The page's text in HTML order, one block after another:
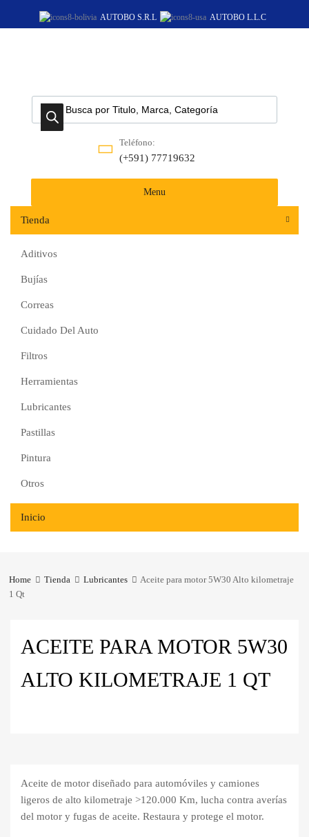
AUTOBO S.R.L AUTOBO L.L.C
Teléfono:
(+591) 77719632‬
Menu
Tienda
Aditivos
Bujías
Correas
Cuidado Del Auto
Filtros
Herramientas
Lubricantes
Pastillas
Pintura
Otros
Inicio
Home Tienda Lubricantes
Aceite para motor 5W30 Alto kilometraje
1 Qt
ACEITE PARA MOTOR 5W30
ALTO KILOMETRAJE 1 QT
Aceite de motor diseñado para automóviles y camiones
ligeros de alto kilometraje >120.000 Km, lucha contra averías
del motor y fugas de aceite. Restaura y protege el motor.